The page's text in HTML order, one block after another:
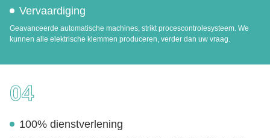
Vervaardiging
Geavanceerde automatische machines, strikt procescontrolesysteem. We
kunnen alle elektrische klemmen produceren, verder dan uw vraag.
04
100% dienstverlening